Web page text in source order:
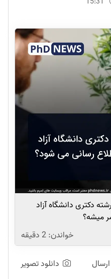
دکتری دانشگاه آزاد
خواندن:2 دقیقه
ارسال دانلود تصویر